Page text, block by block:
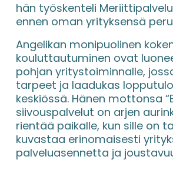
hän työskenteli
ennen oman yrityksensä
Angelikan monipuolinen
kouluttautuminen ovat
pohjan yritystoiminnalle,
tarpeet ja laadukas
keskiössä. Hänen mottonsa
siivouspalvelut on arjen
rientää paikalle, kun sille on
kuvastaa erinomaisesti
palveluasennetta ja